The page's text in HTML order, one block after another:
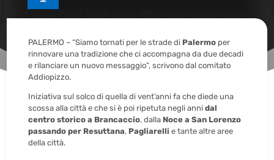
PALERMO – “Siamo tornati per le strade di Palermo per
rinnovare una tradizione che ci accompagna da due decadi
e rilanciare un nuovo messaggio”, scrivono dal comitato
Addiopizzo.
Iniziativa sul solco di quella di vent’anni fa che diede una
scossa alla città e che si è poi ripetuta negli annidal
centro storico a Brancaccio, dalla Noce a San Lorenzo
passando per Resuttana, Pagliarelli e tante altre aree
della città.